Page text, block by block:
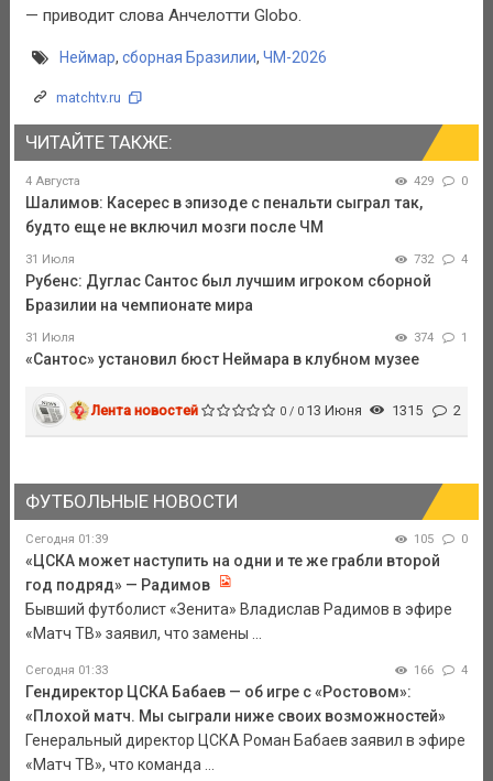
— приводит слова Анчелотти Globo.
Неймар, сборная Бразилии, ЧМ-2026
matchtv.ru
ЧИТАЙТЕ ТАКЖЕ:
4 Августа 429 0
Шалимов: Касерес в эпизоде с пенальти сыграл так,
будто еще не включил мозги после ЧМ
31 Июля 732 4
Рубенс: Дуглас Сантос был лучшим игроком сборной
Бразилии на чемпионате мира
31 Июля 374 1
«Сантос» установил бюст Неймара в клубном музее
Лента новостей 0 / 0 13 Июня 1315 2
ФУТБОЛЬНЫЕ НОВОСТИ
Сегодня 01:39 105 0
«ЦСКА может наступить на одни и те же грабли второй
год подряд» — Радимов
Бывший футболист «Зенита» Владислав Радимов в эфире
«Матч ТВ» заявил, что замены ...
Сегодня 01:33 166 4
Гендиректор ЦСКА Бабаев — об игре с «Ростовом»:
«Плохой матч. Мы сыграли ниже своих возможностей»
Генеральный директор ЦСКА Роман Бабаев заявил в эфире
«Матч ТВ», что команда ...